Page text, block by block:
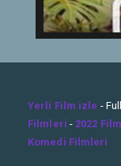
Yerli Film izle -
Filmleri - 2022
Komedi Filmleri